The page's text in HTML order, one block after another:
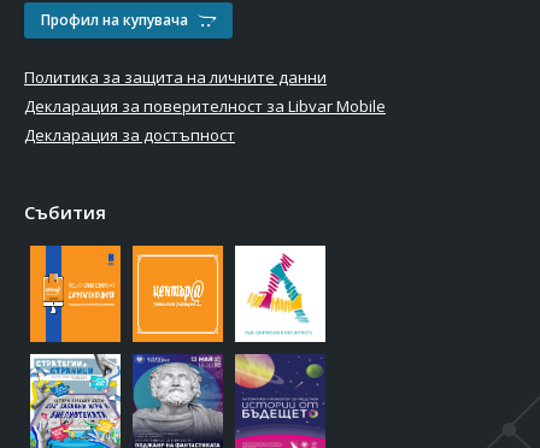
Профил на купувача
Политика за защита на личните данни
Декларация за поверителност за Libvar Mobile
Декларация за достъпност
Събития